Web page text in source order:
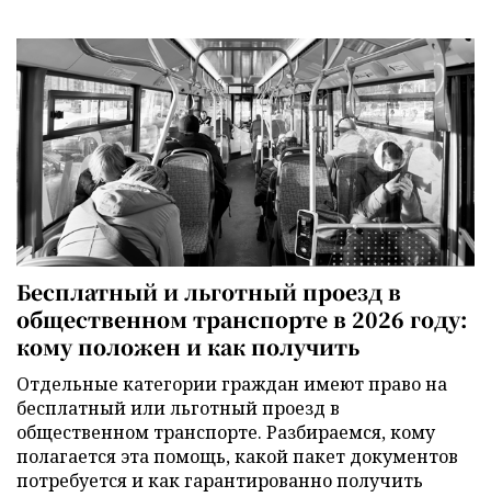
Бесплатный и льготный проезд в
общественном транспорте в 2026 году:
кому положен и как получить
Отдельные категории граждан имеют право на
бесплатный или льготный проезд в
общественном транспорте. Разбираемся, кому
полагается эта помощь, какой пакет документов
потребуется и как гарантированно получить